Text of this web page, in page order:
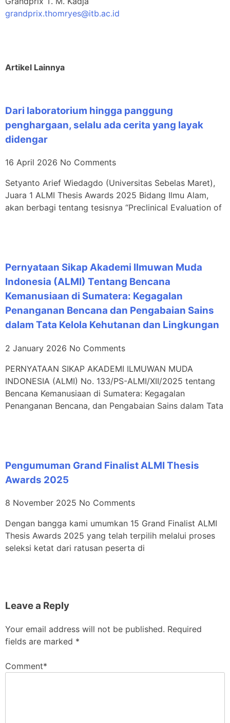
grandprix.thomryes@itb.ac.id
Artikel Lainnya
Dari laboratorium hingga panggung
penghargaan, selalu ada cerita yang layak
didengar
16 April 2026 No Comments
Setyanto Arief Wiedagdo (Universitas Sebelas Maret),
Juara 1 ALMI Thesis Awards 2025 Bidang Ilmu Alam,
akan berbagi tentang tesisnya “Preclinical Evaluation of
Pernyataan Sikap Akademi Ilmuwan Muda
Indonesia (ALMI) Tentang Bencana
Kemanusiaan di Sumatera: Kegagalan
Penanganan Bencana dan Pengabaian Sains
dalam Tata Kelola Kehutanan dan Lingkungan
2 January 2026 No Comments
PERNYATAAN SIKAP AKADEMI ILMUWAN MUDA
INDONESIA (ALMI) No. 133/PS-ALMI/XII/2025 tentang
Bencana Kemanusiaan di Sumatera: Kegagalan
Penanganan Bencana, dan Pengabaian Sains dalam Tata
Pengumuman Grand Finalist ALMI Thesis
Awards 2025
8 November 2025 No Comments
Dengan bangga kami umumkan 15 Grand Finalist ALMI
Thesis Awards 2025 yang telah terpilih melalui proses
seleksi ketat dari ratusan peserta di
Leave a Reply
Your email address will not be published. Required
fields are marked *
Comment*